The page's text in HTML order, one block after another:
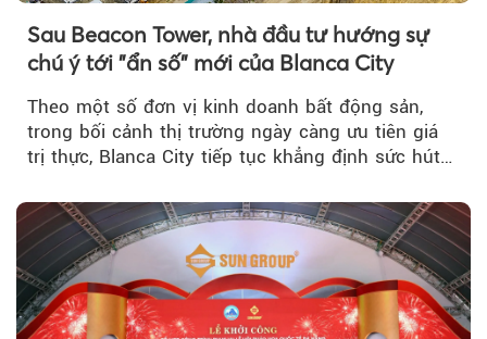
Sau Beacon Tower, nhà đầu tư hướng sự
chú ý tới "ẩn số" mới của Blanca City
Theo một số đơn vị kinh doanh bất động sản,
trong bối cảnh thị trường ngày càng ưu tiên giá
trị thực, Blanca City tiếp tục khẳng định sức hút